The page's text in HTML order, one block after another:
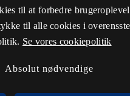
til at forbedre
til alle cookies i
Se vores cookiepolitik
Absolut nødvendige